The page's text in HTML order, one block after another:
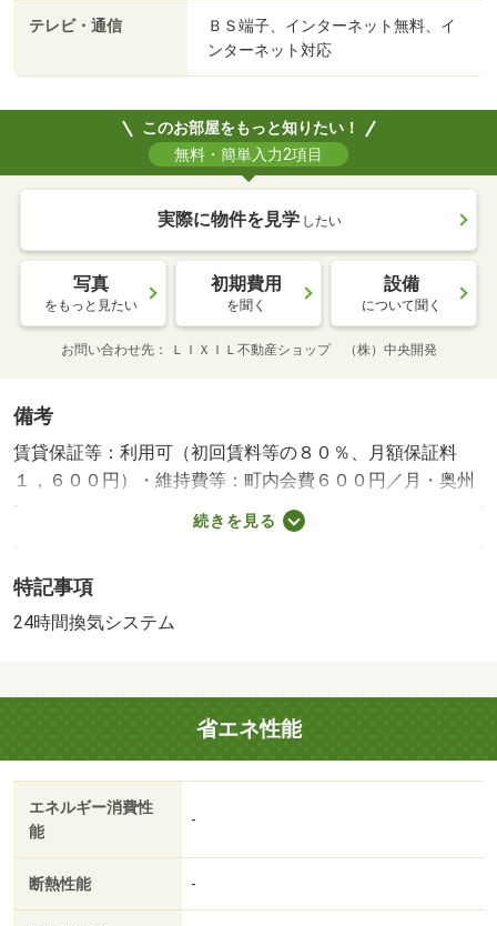
テレビ・通信
ＢＳ端子、インターネット無料、イ
ンターネット対応
このお部屋をもっと知りたい！
無料・簡単入力2項目
実際に物件を見学 したい
写真
をもっと見たい
初期費用
を聞く
設備
について聞く
お問い合わせ先 ＬＩＸＩＬ不動産ショップ （株）中央開発
備考
賃貸保証等：利用可（初回賃料等の８０％、月額保証料
１，６００円）・維持費等：町内会費６００円／月・奥州
市水沢中町に位置するダウンライトでオシャレな１Ｒアパ
ート！メールでのお問い合わせは電話番号を入れて頂くと
インターネット無料付！（喫煙者様不可）・バイク置場：
なし・駐輪場：なし・未入居物件・仲介手数料：６０，５
円/安心サポート料 22000円
続きを見る
特記事項
24時間換気システム
省エネ性能
エネルギー消費性
能
-
断熱性能 -